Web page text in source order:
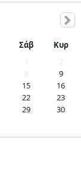
Σάβ
Κυρ
9
15
16
22
23
29
30